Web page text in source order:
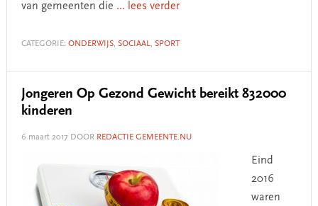
van gemeenten die ... lees verder
CATEGORIE: ONDERWIJS, SOCIAAL, SPORT
Jongeren Op Gezond Gewicht bereikt 832000
kinderen
6 maart 2017 DOOR REDACTIE GEMEENTE.NU
Eind
2016
waren